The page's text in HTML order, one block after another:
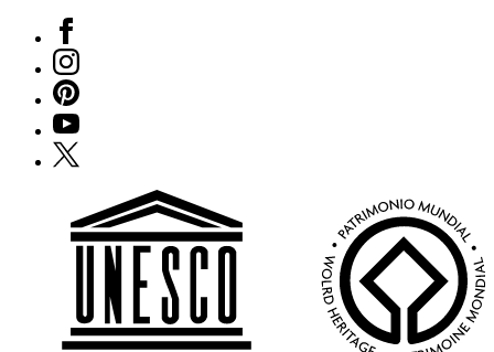
Facebook
Instagram
Pinterest
YouTube
X